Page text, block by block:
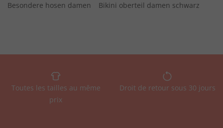
Besondere hosen damen
Bikini oberteil damen schwarz
Toutes les tailles au même
prix
Droit de retour sous 30 jours